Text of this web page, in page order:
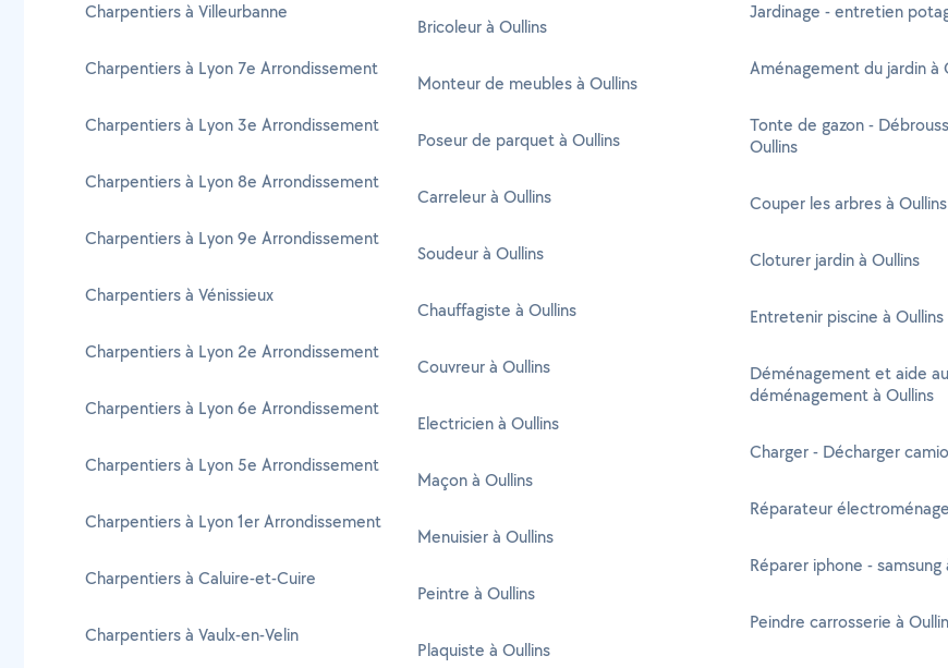
Charpentiers à Villeurbanne
Charpentiers à Lyon 7e Arrondissement
Charpentiers à Lyon 3e Arrondissement
Charpentiers à Lyon 8e Arrondissement
Charpentiers à Lyon 9e Arrondissement
Charpentiers à Vénissieux
Charpentiers à Lyon 2e Arrondissement
Charpentiers à Lyon 6e Arrondissement
Charpentiers à Lyon 5e Arrondissement
Charpentiers à Lyon 1er Arrondissement
Charpentiers à Caluire-et-Cuire
Charpentiers à Vaulx-en-Velin
Bricoleur à Oullins
Monteur de meubles à Oullins
Poseur de parquet à Oullins
Carreleur à Oullins
Soudeur à Oullins
Chauffagiste à Oullins
Couvreur à Oullins
Electricien à Oullins
Maçon à Oullins
Menuisier à Oullins
Peintre à Oullins
Plaquiste à Oullins
Jardinage - entretien
Aménagement du jardin à
Tonte de gazon -
Oullins
Couper les arbres à Oullins
Cloturer jardin à Oullins
Entretenir piscine à Oullins
Déménagement et aide au
déménagement à Oullins
Charger - Décharger
Réparateur
Réparer iphone - samsung
Peindre carrosserie à